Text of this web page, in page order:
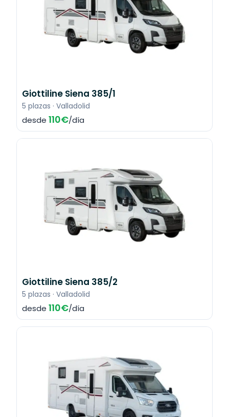
Giottiline Siena 385/1
5 plazas · Valladolid
desde110€/día
Giottiline Siena 385/2
5 plazas · Valladolid
desde110€/día